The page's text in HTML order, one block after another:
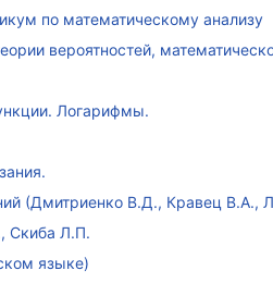
по математическому анализу
вероятностей,
Логарифмы.
(Дмитриенко В.Д., Кравец В.А.,
Скиба Л.П.
языке)